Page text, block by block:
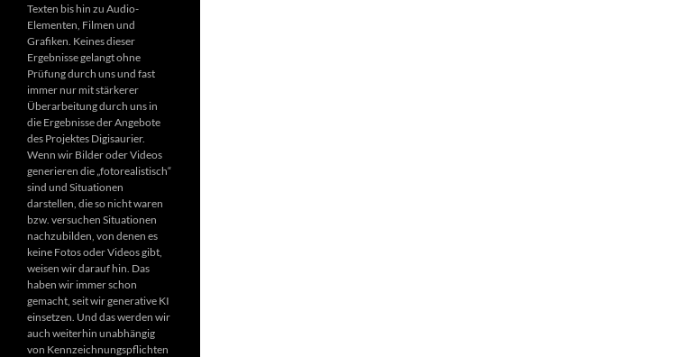
Texten bis hin zu Audio-
Elementen, Filmen und
Grafiken. Keines dieser
Ergebnisse gelangt ohne
Prüfung durch uns und fast
immer nur mit stärkerer
Überarbeitung durch uns in
die Ergebnisse der Angebote
des Projektes Digisaurier.
Wenn wir Bilder oder Videos
generieren die „fotorealistisch“
sind und Situationen
darstellen, die so nicht waren
bzw. versuchen Situationen
nachzubilden, von denen es
keine Fotos oder Videos gibt,
weisen wir darauf hin. Das
haben wir immer schon
gemacht, seit wir generative KI
einsetzen. Und das werden wir
auch weiterhin unabhängig
von Kennzeichnungspflichten